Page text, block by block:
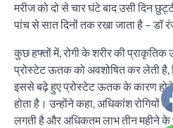
मरीज को दो से चार घंटे बाद उसी दिन
पांच से सात दिनों तक रखा जाता है – डॉ
कुछ हफ्तों में, रोगी के शरीर की प्राकृतिक
प्रोस्टेट ऊतक को अवशोषित कर लेती
इससे बढ़े हुए प्रोस्टेट ऊतक के कारण होने
होता है। उन्होंने कहा, अधिकांश रोगियों
लगती है और अधिकतम लाभ तीन महीने के